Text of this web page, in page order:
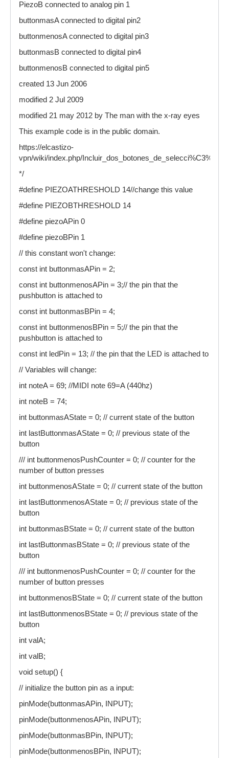
PiezoB connected to analog pin 1
buttonmasA connected to digital pin2
buttonmenosA connected to digital pin3
buttonmasB connected to digital pin4
buttonmenosB connected to digital pin5
created 13 Jun 2006
modified 2 Jul 2009
modified 21 may 2012 by The man with the x-ray eyes
This example code is in the public domain.
https://elcastizo-
vpn/wiki/index.php/
*/
#define PIEZOATHRESHOLD 14//change this value
#define PIEZOBTHRESHOLD 14
#define piezoAPin 0
#define piezoBPin 1
// this constant won't change:
const int buttonmasAPin = 2;
const int buttonmenosAPin = 3;// the pin that the
pushbutton is attached to
const int buttonmasBPin = 4;
const int buttonmenosBPin = 5;// the pin that the
pushbutton is attached to
const int ledPin = 13; // the pin that the LED is attached to
// Variables will change:
int noteA = 69; //MIDI note 69=A (440hz)
int noteB = 74;
int buttonmasAState = 0; // current state of the button
int lastButtonmasAState = 0; // previous state of the
button
/// int buttonmenosPushCounter = 0; // counter for the
number of button presses
int buttonmenosAState = 0; // current state of the button
int lastButtonmenosAState = 0; // previous state of the
button
int buttonmasBState = 0; // current state of the button
int lastButtonmasBState = 0; // previous state of the
button
/// int buttonmenosPushCounter = 0; // counter for the
number of button presses
int buttonmenosBState = 0; // current state of the button
int lastButtonmenosBState = 0; // previous state of the
button
int valA;
int valB;
void setup() {
// initialize the button pin as a input:
pinMode(buttonmasAPin, INPUT);
pinMode(buttonmenosAPin, INPUT);
pinMode(buttonmasBPin, INPUT);
pinMode(buttonmenosBPin, INPUT);